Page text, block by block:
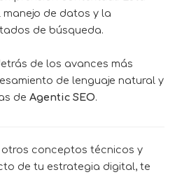
de datos y la
de búsqueda.
de los avances más
de lenguaje natural y
de Agentic SEO.
conceptos técnicos y
de tu estrategia digital, te